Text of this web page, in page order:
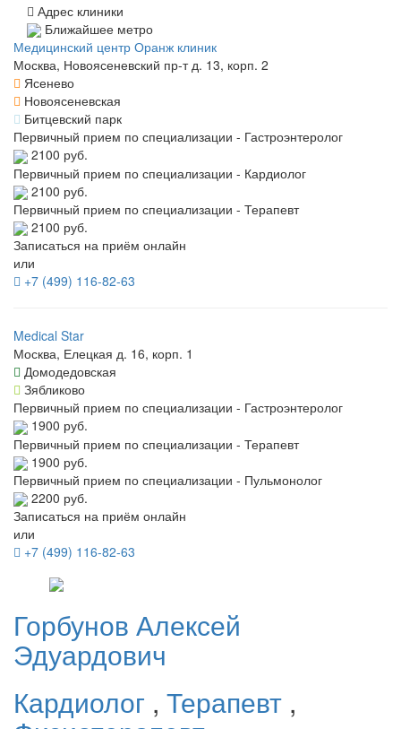
Адрес клиники
Ближайшее метро
Медицинский центр Оранж клиник
Москва, Новоясеневский пр-т д. 13, корп. 2
Ясенево
Новоясеневская
Битцевский парк
Первичный прием по специализации - Гастроэнтеролог
2100 руб.
Первичный прием по специализации - Кардиолог
2100 руб.
Первичный прием по специализации - Терапевт
2100 руб.
Записаться на приём онлайн
или
+7 (499) 116-82-63
Medical Star
Москва, Елецкая д. 16, корп. 1
Домодедовская
Зябликово
Первичный прием по специализации - Гастроэнтеролог
1900 руб.
Первичный прием по специализации - Терапевт
1900 руб.
Первичный прием по специализации - Пульмонолог
2200 руб.
Записаться на приём онлайн
или
+7 (499) 116-82-63
Горбунов Алексей
Эдуардович
Кардиолог , Терапевт ,